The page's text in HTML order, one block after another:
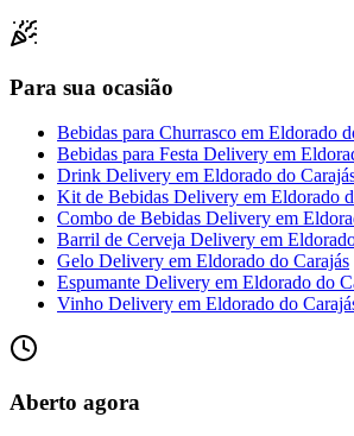
Para sua ocasião
Bebidas para Churrasco em Eldorado
Bebidas para Festa Delivery em
Drink Delivery em Eldorado do
Kit de Bebidas Delivery em Eldorado
Combo de Bebidas Delivery em
Barril de Cerveja Delivery em
Gelo Delivery em Eldorado do Carajás
Espumante Delivery em Eldorado do
Vinho Delivery em Eldorado do
Aberto agora